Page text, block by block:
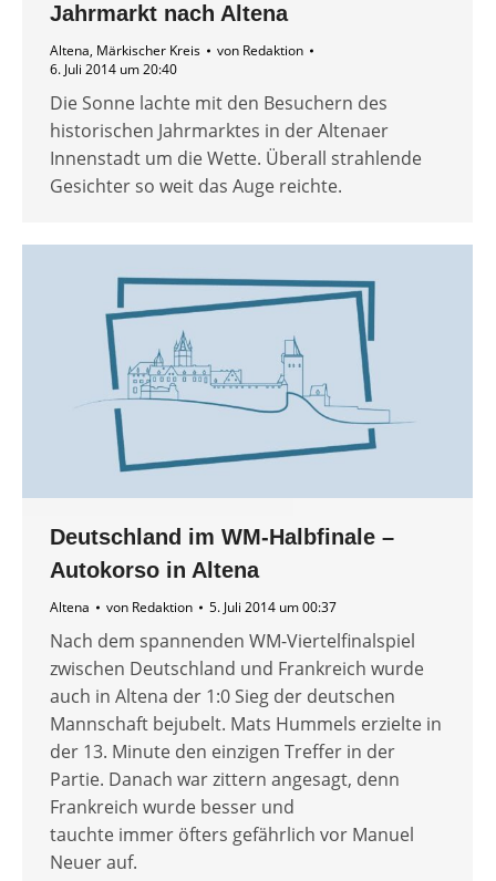
Jahrmarkt nach Altena
Altena, Märkischer Kreis von Redaktion
6. Juli 2014 um 20:40
Die Sonne lachte mit den Besuchern des
historischen Jahrmarktes in der Altenaer
Innenstadt um die Wette. Überall strahlende
Gesichter so weit das Auge reichte.
Deutschland im WM-Halbfinale –
Autokorso in Altena
Altena von Redaktion 5. Juli 2014 um 00:37
Nach dem spannenden WM-Viertelfinalspiel
zwischen Deutschland und Frankreich wurde
auch in Altena der 1:0 Sieg der deutschen
Mannschaft bejubelt. Mats Hummels erzielte in
der 13. Minute den einzigen Treffer in der
Partie. Danach war zittern angesagt, denn
Frankreich wurde besser und
tauchte immer öfters gefährlich vor Manuel
Neuer auf.